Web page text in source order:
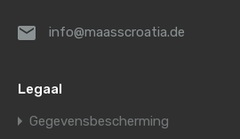
info@maasscroatia.de
Legaal
Gegevensbescherming